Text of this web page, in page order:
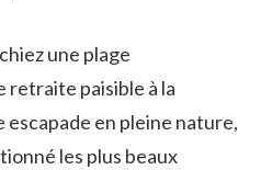
une plage
retraite paisible⁤ à la
escapade en pleine nature,
les ⁢plus ‌beaux